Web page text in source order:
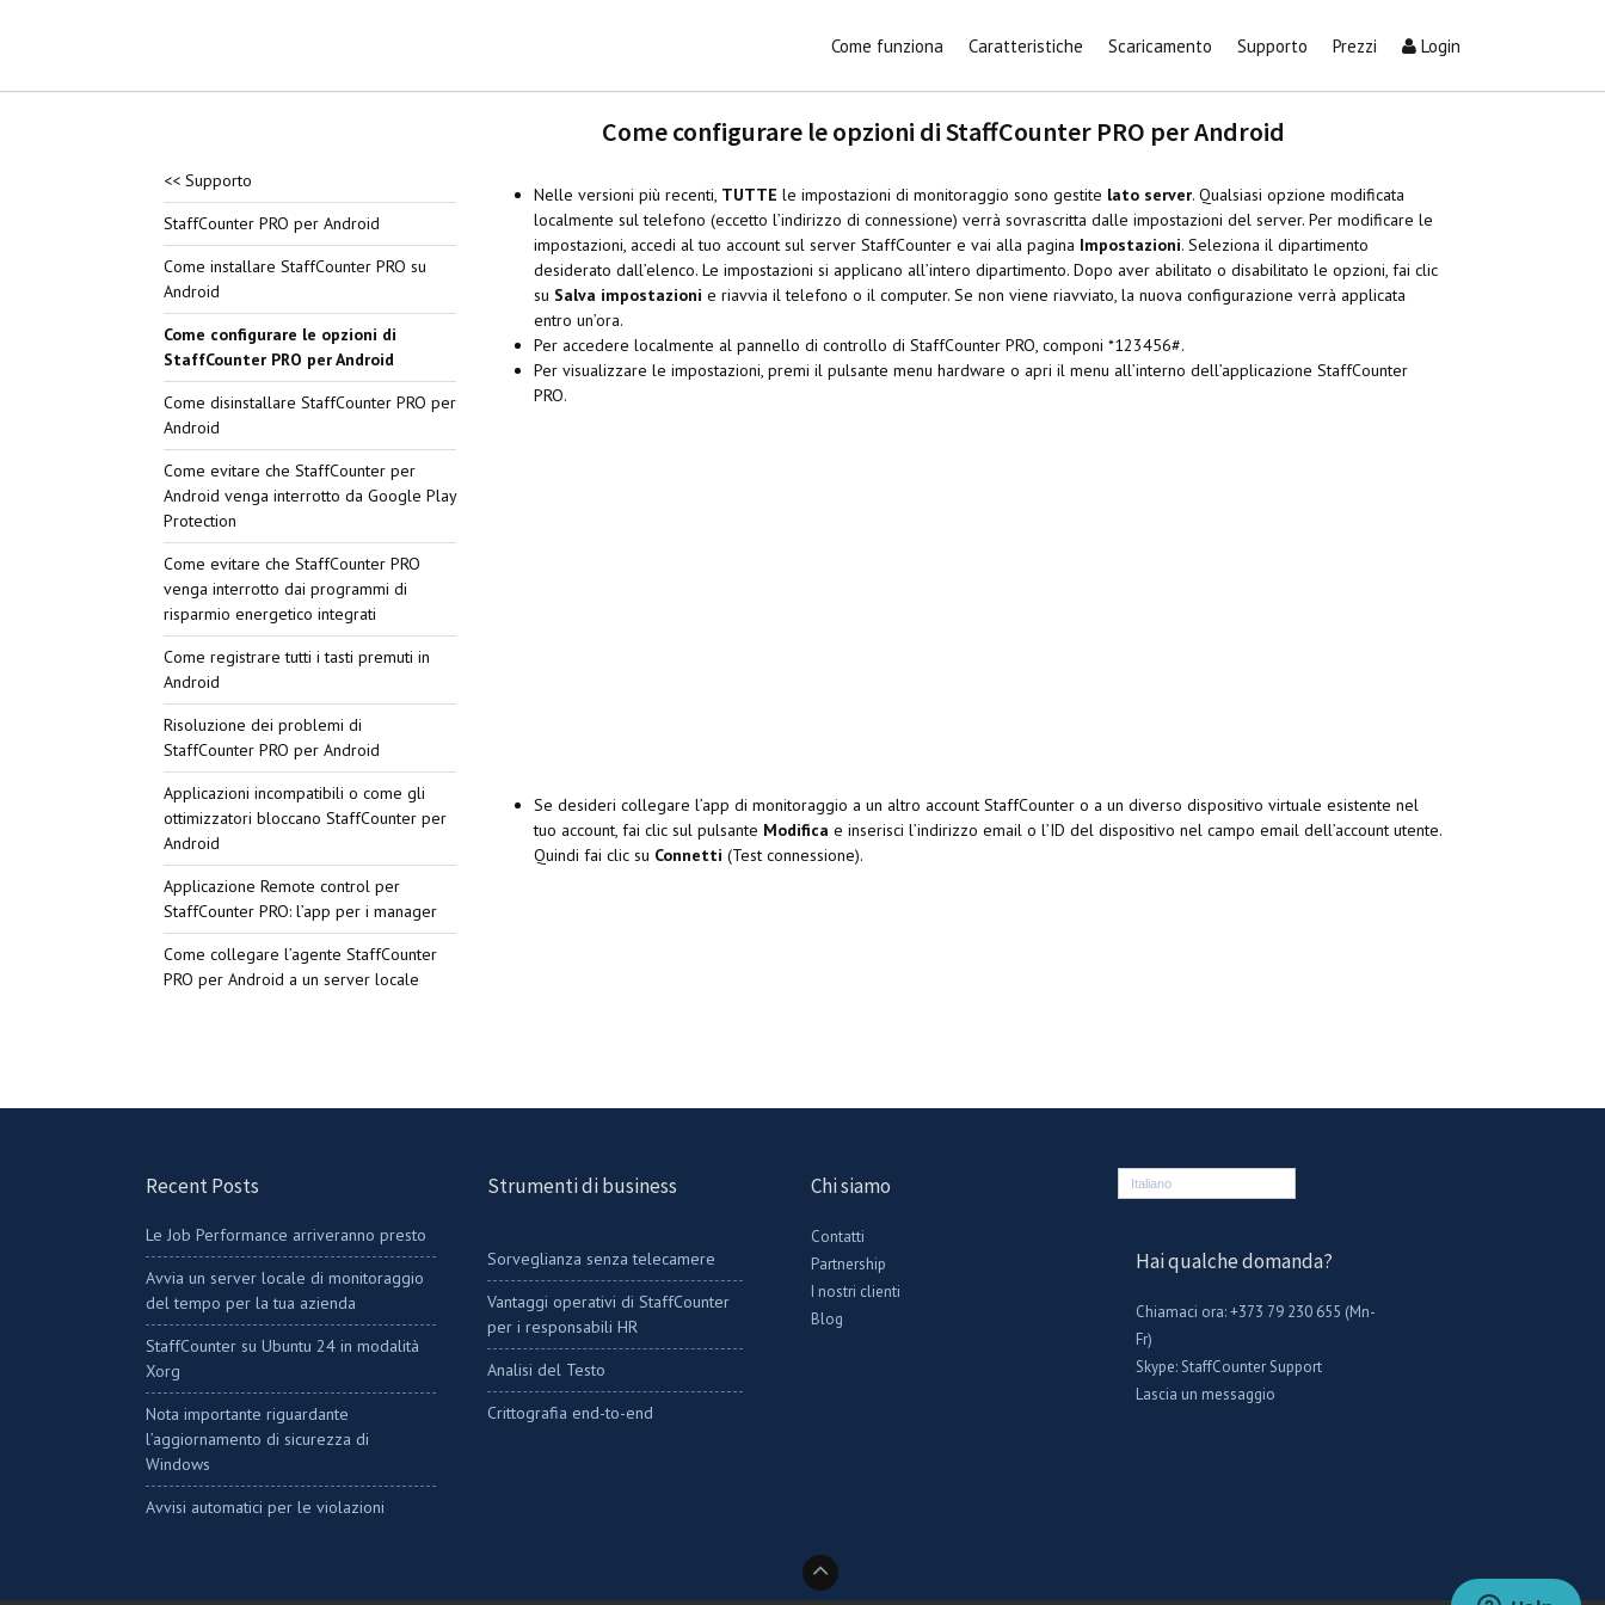
Come funziona Caratteristiche Scaricamento Supporto Prezzi Login
<< Supporto
StaffCounter PRO per Android
Come installare StaffCounter PRO su
Android
Come configurare le opzioni di
StaffCounter PRO per Android
Come disinstallare StaffCounter PRO per
Android
Come evitare che StaffCounter per
Android venga interrotto da Google Play
Protection
Come evitare che StaffCounter PRO
venga interrotto dai programmi di
risparmio energetico integrati
Come registrare tutti i tasti premuti in
Android
Risoluzione dei problemi di
StaffCounter PRO per Android
Applicazioni incompatibili o come gli
ottimizzatori bloccano StaffCounter per
Android
Applicazione Remote control per
StaffCounter PRO: l’app per i manager
Come collegare l’agente StaffCounter
PRO per Android a un server locale
Come configurare le opzioni di StaffCounter PRO per Android
Nelle versioni più recenti, TUTTE le impostazioni di monitoraggio sono gestite lato server. Qualsiasi opzione modificata
localmente sul telefono (eccetto l’indirizzo di connessione) verrà sovrascritta dalle impostazioni del server. Per modificare le
impostazioni, accedi al tuo account sul server StaffCounter e vai alla pagina Impostazioni. Seleziona il dipartimento
desiderato dall’elenco. Le impostazioni si applicano all’intero dipartimento. Dopo aver abilitato o disabilitato le opzioni, fai clic
su Salva impostazioni e riavvia il telefono o il computer. Se non viene riavviato, la nuova configurazione verrà applicata
entro un’ora.
Per accedere localmente al pannello di controllo di StaffCounter PRO, componi *123456#.
Per visualizzare le impostazioni, premi il pulsante menu hardware o apri il menu all’interno dell’applicazione StaffCounter
PRO.
Se desideri collegare l’app di monitoraggio a un altro account StaffCounter o a un diverso dispositivo virtuale esistente nel
tuo account, fai clic sul pulsante Modifica e inserisci l’indirizzo email o l’ID del dispositivo nel campo email dell’account utente.
Quindi fai clic su Connetti (Test connessione).
Recent Posts
Le Job Performance arriveranno presto
Avvia un server locale di monitoraggio
del tempo per la tua azienda
StaffCounter su Ubuntu 24 in modalità
Xorg
Nota importante riguardante
l’aggiornamento di sicurezza di
Windows
Avvisi automatici per le violazioni
Strumenti di business
Sorveglianza senza telecamere
Vantaggi operativi di StaffCounter
per i responsabili HR
Analisi del Testo
Crittografia end-to-end
Chi siamo
Contatti
Partnership
I nostri clienti
Blog
Italiano
Hai qualche domanda?
Chiamaci ora: +373 79 230 655 (Mn-
Fr)
Skype:StaffCounter Support
Lascia un messaggio